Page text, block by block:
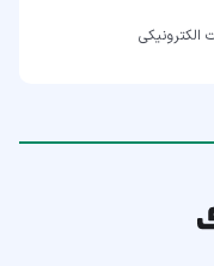
الکترونیکی